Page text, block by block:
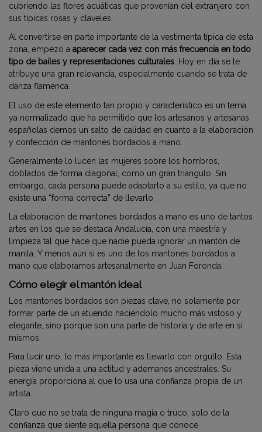
cubriendo las flores acuáticas que provenían del extranjero con
sus típicas rosas y claveles.
Al convertirse en parte importante de la vestimenta típica de esta
zona, empezó a aparecer cada vez con más frecuencia en todo
tipo de bailes y representaciones culturales. Hoy en día se le
atribuye una gran relevancia, especialmente cuando se trata de
danza flamenca.
El uso de este elemento tan propio y característico es un tema
ya normalizado que ha permitido que los artesanos y artesanas
españolas demos un salto de calidad en cuanto a la elaboración
y confección de mantones bordados a mano.
Generalmente lo lucen las mujeres sobre los hombros,
doblados de forma diagonal, como un gran triángulo. Sin
embargo, cada persona puede adaptarlo a su estilo, ya que no
existe una “forma correcta” de llevarlo.
La elaboración de mantones bordados a mano es uno de tantos
artes en los que se destaca Andalucía, con una maestría y
limpieza tal que hace que nadie pueda ignorar un mantón de
manila. Y menos aún si es uno de los mantones bordados a
mano que elaboramos artesanalmente en Juan Foronda.
Cómo elegir el mantón ideal
Los mantones bordados son piezas clave, no solamente por
formar parte de un atuendo haciéndolo mucho más vistoso y
elegante, sino porque son una parte de historia y de arte en sí
mismos.
Para lucir uno, lo más importante es llevarlo con orgullo. Esta
pieza viene unida a una actitud y ademanes ancestrales. Su
energía proporciona al que lo usa una confianza propia de un
artista.
Claro que no se trata de ninguna magia o truco, solo de la
confianza que siente aquella persona que conoce